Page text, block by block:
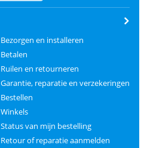
Bezorgen en installeren
Betalen
Ruilen en retourneren
Garantie, reparatie en verzekeringen
Bestellen
Winkels
Status van mijn bestelling
Retour of reparatie aanmelden